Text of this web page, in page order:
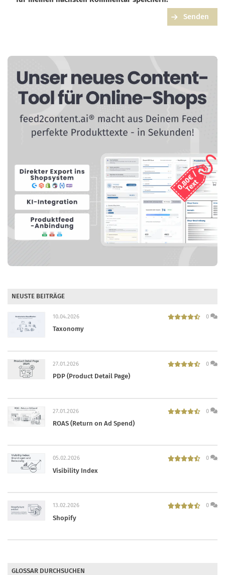
Senden
NEUSTE BEITRÄGE
10.04.2026 0
Taxonomy
27.01.2026 0
PDP (Product Detail Page)
27.01.2026 0
ROAS (Return on Ad Spend)
05.02.2026 0
Visibility Index
13.02.2026 0
Shopify
GLOSSAR DURCHSUCHEN